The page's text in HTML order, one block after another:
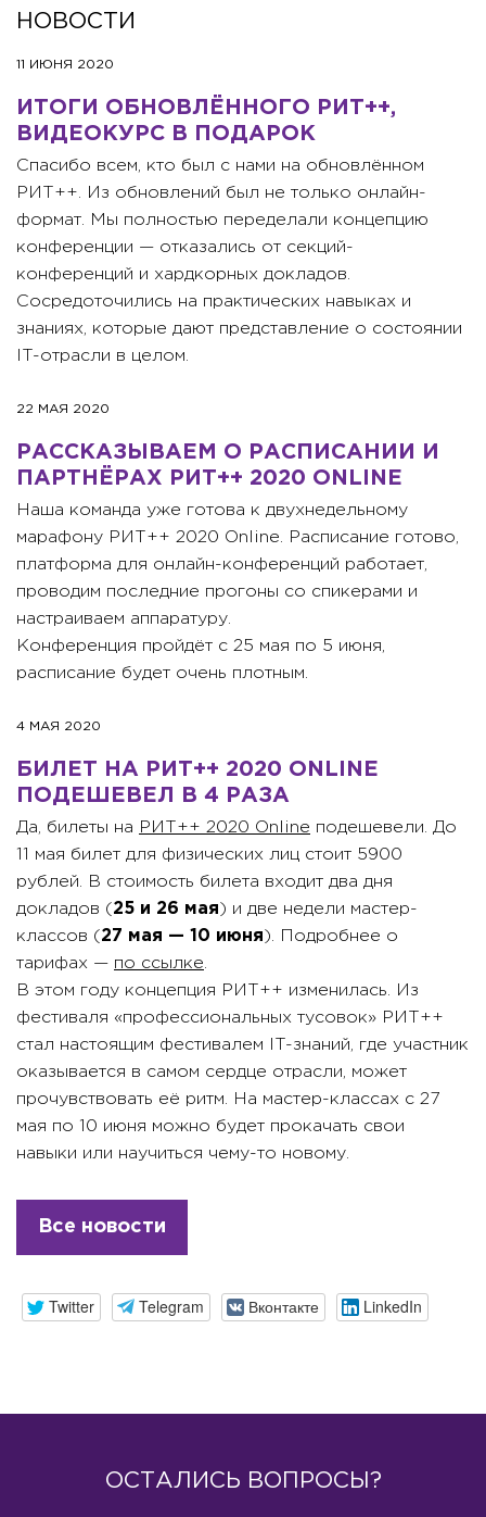
НОВОСТИ
11 ИЮНЯ 2020
ИТОГИ ОБНОВЛЁННОГО РИТ++,
ВИДЕОКУРС В ПОДАРОК
Спасибо всем, кто был с нами на обновлённом
РИТ++. Из обновлений был не только онлайн-
формат. Мы полностью переделали концепцию
конференции — отказались от секций-
конференций и хардкорных докладов.
Сосредоточились на практических навыках и
знаниях, которые дают представление о состоянии
IT-отрасли в целом.
22 МАЯ 2020
РАССКАЗЫВАЕМ О РАСПИСАНИИ И
ПАРТНЁРАХ РИТ++ 2020 ONLINE
Наша команда уже готова к двухнедельному
марафону РИТ++ 2020 Online. Расписание готово,
платформа для онлайн-конференций работает,
проводим последние прогоны со спикерами и
настраиваем аппаратуру.
Конференция пройдёт с 25 мая по 5 июня,
расписание будет очень плотным.
4 МАЯ 2020
БИЛЕТ НА РИТ++ 2020 ONLINE
ПОДЕШЕВЕЛ В 4 РАЗА
Да, билеты на РИТ++ 2020 Online подешевели. До
11 мая билет для физических лиц стоит 5900
рублей. В стоимость билета входит два дня
докладов ( 25 и 26 мая ) и две недели мастер-
классов ( 27 мая — 10 июня ). Подробнее о
тарифах — по ссылке.
В этом году концепция РИТ++ изменилась. Из
фестиваля «профессиональных тусовок» РИТ++
стал настоящим фестивалем IT-знаний, где участник
оказывается в самом сердце отрасли, может
прочувствовать её ритм. На мастер-классах с 27
мая по 10 июня можно будет прокачать свои
навыки или научиться чему-то новому.
Все новости
Twitter Telegram Вконтакте LinkedIn
ОСТАЛИСЬ ВОПРОСЫ?